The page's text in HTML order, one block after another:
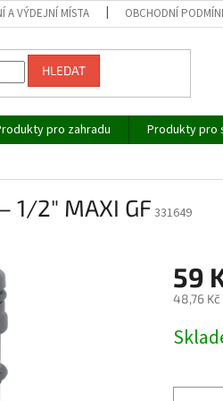
A VÝDEJNÍ MÍSTA OBCHODNÍ
HLEDAT
pro zahradu Produkty pro
1/2" MAXI GF 331649
59
48,76 Kč
cena: